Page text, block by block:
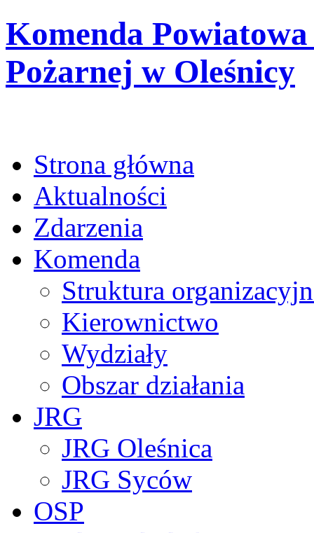
Komenda
Pożarnej w Oleśnicy
Strona główna
Aktualności
Zdarzenia
Komenda
Struktura
Kierownictwo
Wydziały
Obszar działania
JRG
JRG Oleśnica
JRG Syców
OSP